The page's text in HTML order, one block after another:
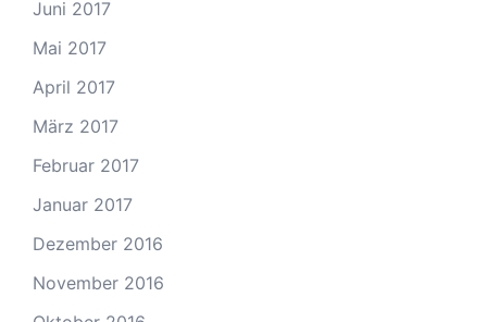
Juni 2017
Mai 2017
April 2017
März 2017
Februar 2017
Januar 2017
Dezember 2016
November 2016